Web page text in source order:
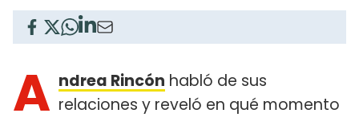
A ndrea Rincón habló de sus
relaciones y reveló en qué momento